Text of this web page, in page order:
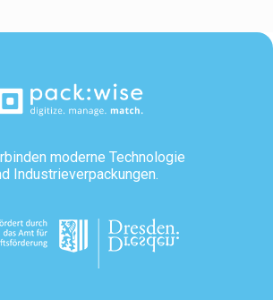
moderne Technologie
Industrieverpackungen.